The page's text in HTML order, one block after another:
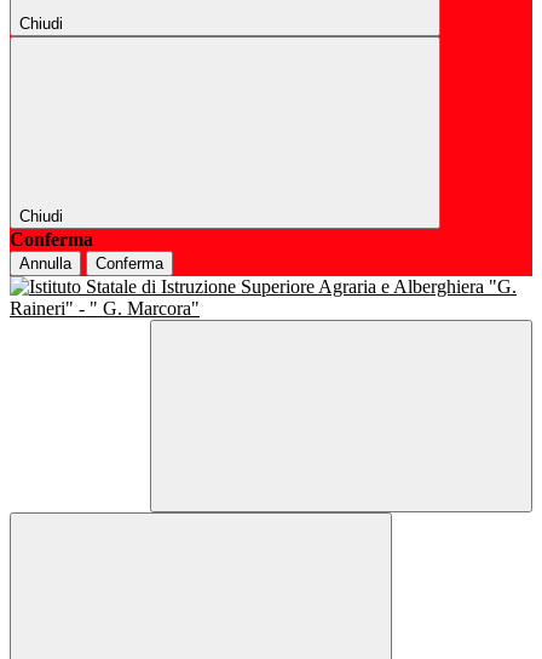
Chiudi
Chiudi
Conferma
Annulla Conferma